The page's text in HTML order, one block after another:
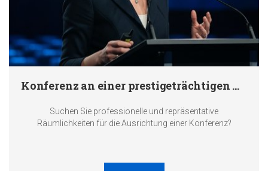
Konferenz an einer prestigeträchtigen Adresse
Suchen Sie professionelle und repräsentative
Räumlichkeiten für die Ausrichtung einer Konferenz?